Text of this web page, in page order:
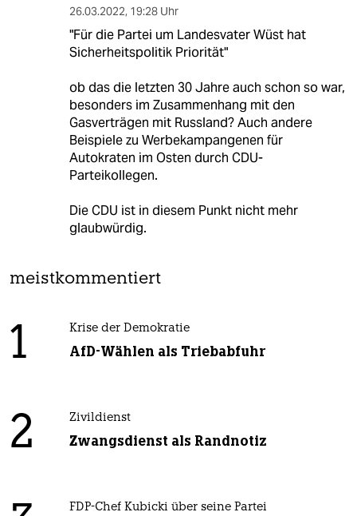
26.03.2022, 19:28 Uhr
"Für die Partei um Landesvater Wüst hat
Sicherheitspolitik Priorität"
ob das die letzten 30 Jahre auch schon so war,
besonders im Zusammenhang mit den
Gasverträgen mit Russland? Auch andere
Beispiele zu Werbekampangenen für
Autokraten im Osten durch CDU-
Parteikollegen.
Die CDU ist in diesem Punkt nicht mehr
glaubwürdig.
meistkommentiert
1 Krise der Demokratie
AfD-Wählen als Triebabfuhr
2 Zivildienst
Zwangsdienst als Randnotiz
FDP-Chef Kubicki über seine Partei